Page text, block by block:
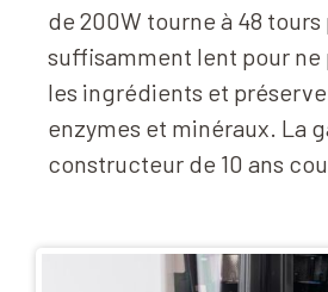
de 200W tourne à 48 tours
suffisamment lent pour ne
les ingrédients et
enzymes et minéraux. La
constructeur de 10 ans